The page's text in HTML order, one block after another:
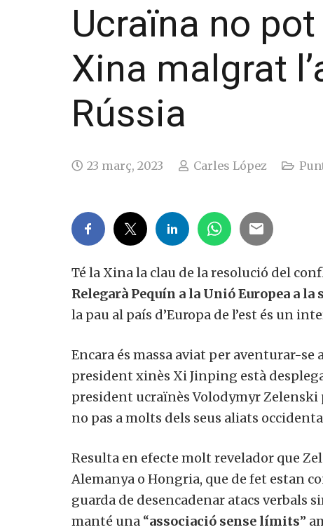
Ucraïna no
Xina malgrat
Rússia
23 març, 2023 Carles López
Té la Xina la clau de la resolució del
Relegarà Pequín a la Unió Europea a la
la pau al país d’Europa de l’est és un
Encara és massa aviat per aventurar-se
president xinès Xi Jinping està
president ucraïnès Volodymyr Zelenski
no pas a molts dels seus aliats
Resulta en efecte molt revelador que
Alemanya o Hongria, que de fet estan
guarda de desencadenar atacs verbals
manté una “associació sense límits”